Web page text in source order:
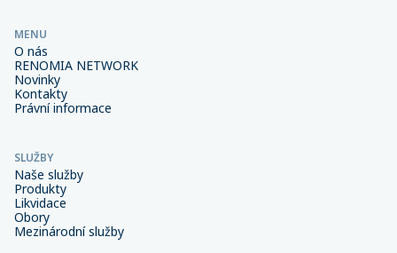
MENU
O nás
RENOMIA NETWORK
Novinky
Kontakty
Právní informace
SLUŽBY
Naše služby
Produkty
Likvidace
Obory
Mezinárodní služby